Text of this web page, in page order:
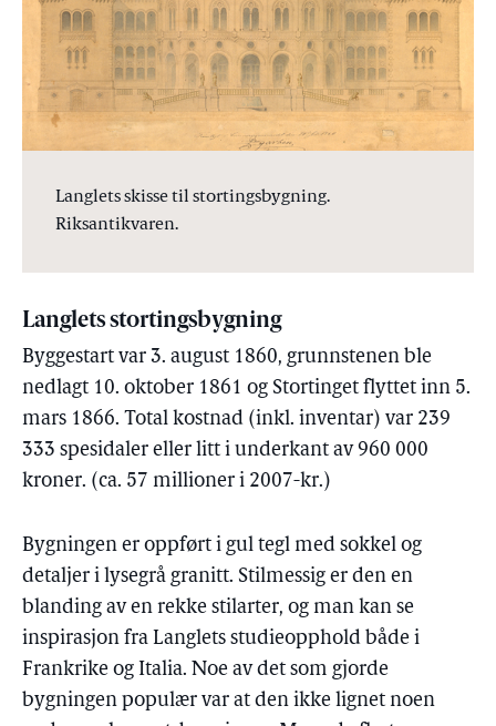
Langlets skisse til stortingsbygning.
Riksantikvaren.
Langlets stortingsbygning
Byggestart var 3. august 1860, grunnstenen ble
nedlagt 10. oktober 1861 og Stortinget flyttet inn 5.
mars 1866. Total kostnad (inkl. inventar) var 239
333 spesidaler eller litt i underkant av 960 000
kroner. (ca. 57 millioner i 2007-kr.)
Bygningen er oppført i gul tegl med sokkel og
detaljer i lysegrå granitt. Stilmessig er den en
blanding av en rekke stilarter, og man kan se
inspirasjon fra Langlets studieopphold både i
Frankrike og Italia. Noe av det som gjorde
bygningen populær var at den ikke lignet noen